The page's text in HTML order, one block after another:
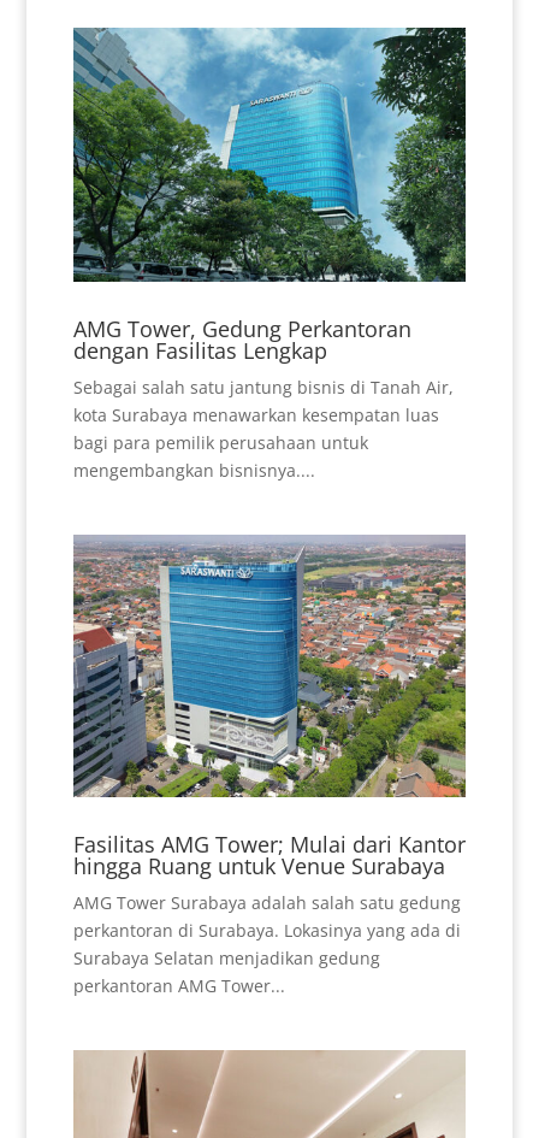
AMG Tower, Gedung Perkantoran
dengan Fasilitas Lengkap
Sebagai salah satu jantung bisnis di Tanah Air,
kota Surabaya menawarkan kesempatan luas
bagi para pemilik perusahaan untuk
mengembangkan bisnisnya....
Fasilitas AMG Tower; Mulai dari Kantor
hingga Ruang untuk Venue Surabaya
AMG Tower Surabaya adalah salah satu gedung
perkantoran di Surabaya. Lokasinya yang ada di
Surabaya Selatan menjadikan gedung
perkantoran AMG Tower...